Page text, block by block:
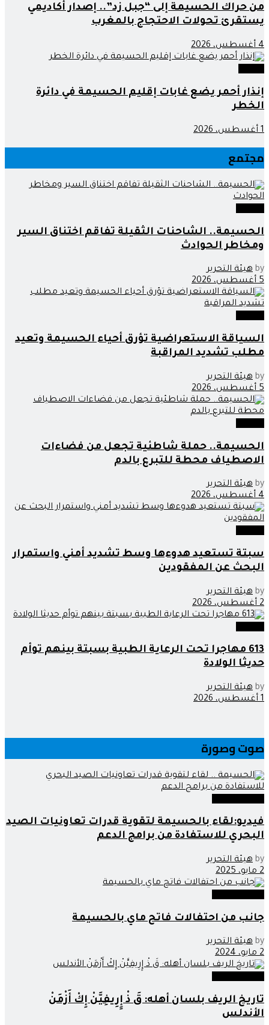
من حراك الحسيمة إلى “جبل زد”.. إصدار أكاديمي
يستقرئ تحولات الاحتجاج بالمغرب
4 أغسطس، 2026
إنذار أحمر يضع غابات إقليم الحسيمة في دائرة
الخطر
1 أغسطس، 2026
مجتمع
الحسيمة.. الشاحنات الثقيلة تفاقم اختناق السير
ومخاطر الحوادث
by هيئة التحرير
5 أغسطس، 2026
السياقة الاستعراضية تؤرق أحياء الحسيمة وتعيد
مطلب تشديد المراقبة
by هيئة التحرير
5 أغسطس، 2026
الحسيمة.. حملة شاطئية تجعل من فضاءات
الاصطياف محطة للتبرع بالدم
by هيئة التحرير
4 أغسطس، 2026
سبتة تستعيد هدوءها وسط تشديد أمني واستمرار
البحث عن المفقودين
by هيئة التحرير
2 أغسطس، 2026
613 مهاجرا تحت الرعاية الطبية بسبتة بينهم توأم
حديثا الولادة
by هيئة التحرير
1 أغسطس، 2026
صوت وصورة
فيديو:لقاء بالحسيمة لتقوية قدرات تعاونيات الصيد
البحري للاستفادة من برامج الدعم
by هيئة التحرير
2 مايو، 2025
جانب من احتفالات فاتح ماي بالحسيمة
by هيئة التحرير
2 مايو، 2024
تاريخ الريف بلسان أهله: قَ ذْ إِِرِيفِيَّنْ إِكْ أَزْمَنْ
الأندلس